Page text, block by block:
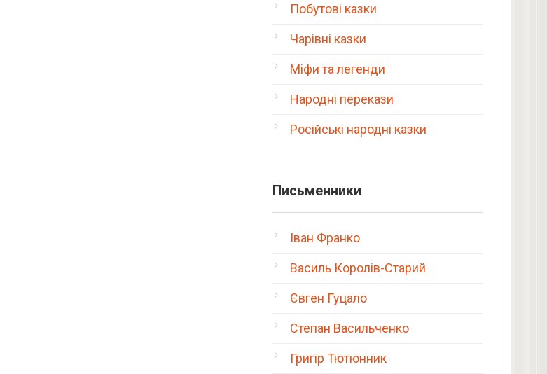
Побутові казки
Чарівні казки
Міфи та легенди
Народні перекази
Російські народні казки
Письменники
Іван Франко
Василь Королів-Старий
Євген Гуцало
Степан Васильченко
Григір Тютюнник